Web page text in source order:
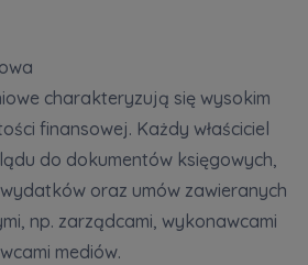
charakteryzują się wysokim
finansowej. Każdy właściciel
do dokumentów księgowych,
oraz umów zawieranych
np. zarządcami, wykonawcami
mediów.